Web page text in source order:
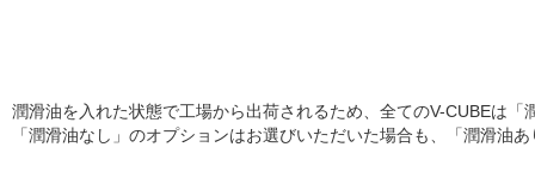
潤滑油を入れた状態で工場から出荷されるため、全てのV-CUBEは「
「潤滑油なし」のオプションはお選びいただいた場合も、「潤滑油